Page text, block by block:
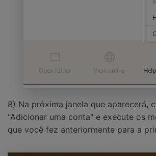
8) Na próxima janela que aparecerá,
"Adicionar uma conta" e execute os
que você fez anteriormente para a